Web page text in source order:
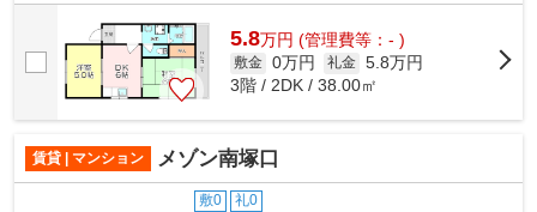
5.8万円 (管理費等：- )
敷金 0万円 礼金 5.8万円
3階 / 2DK / 38.00㎡
賃貸 | マンション メゾン南塚口
敷0 礼0